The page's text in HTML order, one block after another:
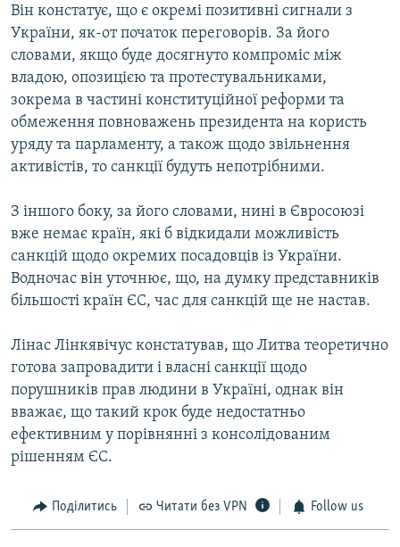
Він констатує, що є окремі позитивні сигнали з
України, як-от початок переговорів. За його
словами, якщо буде досягнуто компроміс між
владою, опозицією та протестувальниками,
зокрема в частині конституційної реформи та
обмеження повноважень президента на користь
уряду та парламенту, а також щодо звільнення
активістів, то санкції будуть непотрібними.
З іншого боку, за його словами, нині в Євросоюзі
вже немає країн, які б відкидали можливість
санкцій щодо окремих посадовців із України.
Водночас він уточнює, що, на думку представників
більшості країн ЄС, час для санкцій ще не настав.
Лінас Лінкявічус констатував, що Литва теоретично
готова запровадити і власні санкції щодо
порушників прав людини в Україні, однак він
вважає, що такий крок буде недостатньо
ефективним у порівнянні з консолідованим
рішенням ЄС.
Поділитись Читати без VPN Follow us